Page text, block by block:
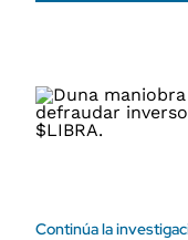
Continúa la